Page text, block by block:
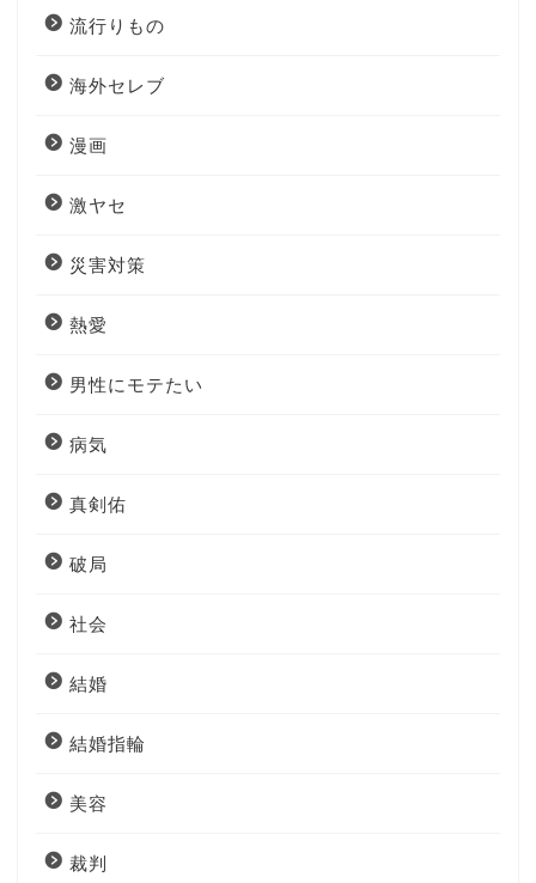
流行りもの
海外セレブ
漫画
激ヤセ
災害対策
熱愛
男性にモテたい
病気
真剣佑
破局
社会
結婚
結婚指輪
美容
裁判